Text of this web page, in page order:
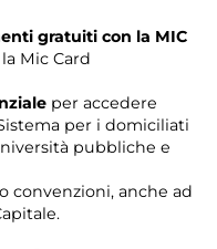
gratuiti con la MIC
Mic Card
per accedere
per i domiciliati
pubbliche e
convenzioni, anche ad